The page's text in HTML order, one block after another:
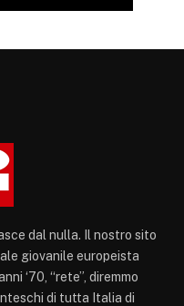
dal nulla. Il nostro sito
giovanile europeista
‘70, “rete”, diremmo
di tutta Italia di